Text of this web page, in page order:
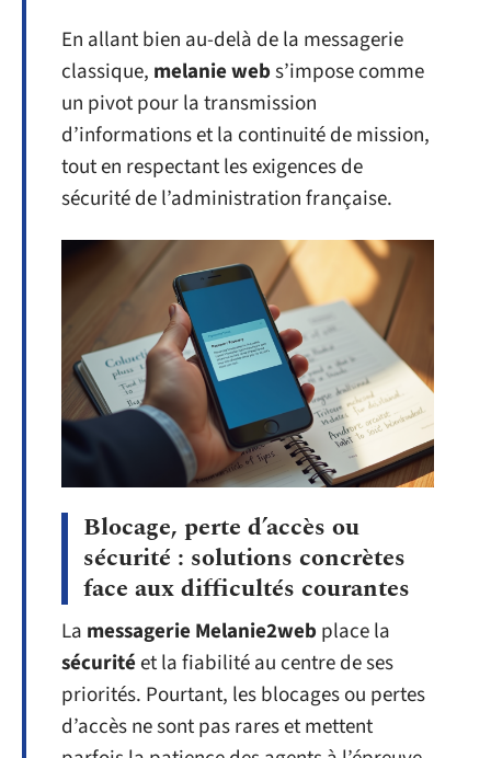
En allant bien au-delà de la messagerie
classique, melanie webs’impose comme
un pivot pour la transmission
d’informations et la continuité de mission,
tout en respectant les exigences de
sécurité de l’administration française.
Blocage, perte d’accès ou
sécurité : solutions concrètes
face aux difficultés courantes
La messagerie Melanie2web place la
sécuritéet la fiabilité au centre de ses
priorités. Pourtant, les blocages ou pertes
d’accès ne sont pas rares et mettent